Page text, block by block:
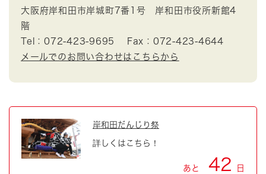
大阪府岸和田市岸城町7番1号 岸和田市役所新館4
階
Tel：072-423-9695
Fax：072-423-4644
メールでのお問い合わせはこちらから
岸和田だんじり祭
詳しくはこちら！
あと 42 日